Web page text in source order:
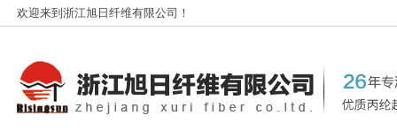
欢迎来到浙江旭日纤维有限公司！